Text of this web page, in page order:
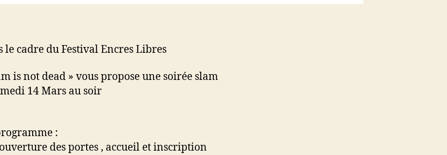
le cadre du Festival Encres Libres
is not dead » vous propose une soirée slam
14 Mars au soir
:
des portes , accueil et inscription